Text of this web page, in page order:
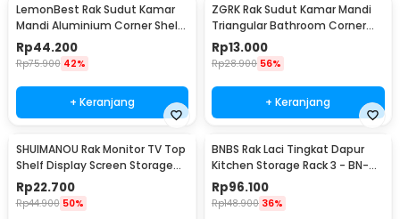
LemonBest Rak Sudut Kamar
Mandi Aluminium Corner Shelf
Rack 2 Layers - G48
Rp44.200
Rp75.900 42%
+ Keranjang
ZGRK Rak Sudut Kamar Mandi
Triangular Bathroom Corner
Shelf Plastik - ST145
Rp13.000
Rp28.900 56%
+ Keranjang
SHUIMANOU Rak Monitor TV Top
Shelf Display Screen Storage
Desk Riser - G255
Rp22.700
Rp44.900 50%
BNBS Rak Laci Tingkat Dapur
Kitchen Storage Rack 3 - BN-
2713 / BN-2714
Rp96.100
Rp148.900 36%